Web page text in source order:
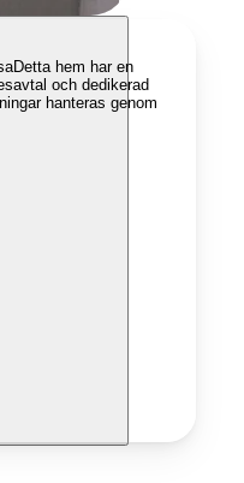
Detta hem har en
och dedikerad
hanteras genom